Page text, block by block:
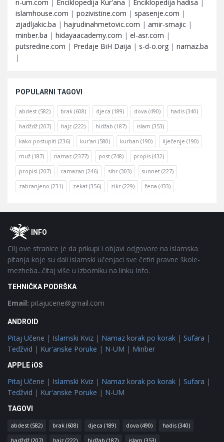
n-um.com | Enciklopedija Kur'ana | Enciklopedija hadisa |
islamhouse.com | pozivistine.com | spasenje.com |
zijadljakic.ba | hajrudinahmetovic.com | amir-smajic |
minber.ba | hidayaacademy.com | el-asr.com |
putsredine.com | Predaje BiH Daija | s-d-o.org | namaz.ba
|
POPULARNI TAGOVI
abdest (582) brak (608) djeca (189) dova (490) hadis (340)
hadždž (207) hajz (222) hidžab (187) islam (353)
kako postupiti (236) kur'an (580) kurban (190) liječenje (190)
muž (187) namaz (2377) post (748) propis (432)
propisi (207) ramazan (246) sihr (303) sunnet (227)
zabranjeno (231) zekat (356) zikr (229) žena (433)
FooterOINFO
Cilj ove stranice je da prikupi i objavi odgovore na islamska
pitanja koje su dali islamski učenjaci sve četiri pravne škole-
mezheba...čitaj više u izborniku na linku Info.
TEHNIČKA PODRŠKA
Email: pitajucene@gmail.com
ANDROID
Pitaj Učene | Islamski Kviz | Namaz korak po korak | Sufara |
Tedžvid | Kur'anske Poruke | N-UM | Minber
APPLE iOS
Pitaj Učene | Islamski Kviz | Namaz korak po korak | Sufara |
Tedžvid | Kur'anske Poruke | N-UM
TAGOVI
abdest (582) brak (608) djeca (189) dova (490) hadis (340)
hadždž (207) hajz (222) hidžab (187) islam (353)